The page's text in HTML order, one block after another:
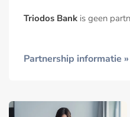
Triodos Bank is geen
Partnership informatie »